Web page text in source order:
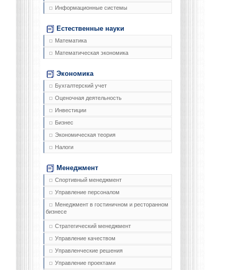
Информационные системы
Естественные науки
Математика
Математическая экономика
Экономика
Бухгалтерский учет
Оценочная деятельность
Инвестиции
Бизнес
Экономическая теория
Налоги
Менеджмент
Спортивный менеджмент
Управление персоналом
Менеджмент в гостиничном и ресторанном
бизнесе
Стратегический менеджмент
Управление качеством
Управленческие решения
Управление проектами